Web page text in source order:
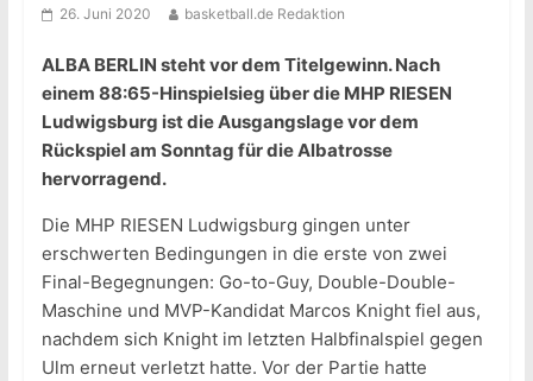
26. Juni 2020 basketball.de Redaktion
ALBA BERLIN steht vor dem Titelgewinn. Nach
einem 88:65-Hinspielsieg über die MHP RIESEN
Ludwigsburg ist die Ausgangslage vor dem
Rückspiel am Sonntag für die Albatrosse
hervorragend.
Die MHP RIESEN Ludwigsburg gingen unter
erschwerten Bedingungen in die erste von zwei
Final-Begegnungen: Go-to-Guy, Double-Double-
Maschine und MVP-Kandidat Marcos Knight fiel aus,
nachdem sich Knight im letzten Halbfinalspiel gegen
Ulm erneut verletzt hatte. Vor der Partie hatte